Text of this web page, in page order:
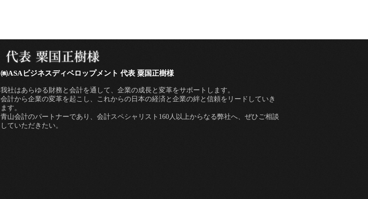
㈱ASAビジネスディベロップメント 代表 粟国正樹様
我社はあらゆる財務と会計を通して、企業の成長と変革をサポートします。
会計から企業の変革を起こし、これからの日本の経済と企業の絆と信頼をリードしていき
ます。
青山会計のパートナーであり、会計スペシャリスト160人以上からなる弊社へ、ぜひご相談
していただきたい。